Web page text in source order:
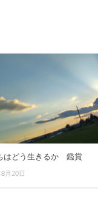
はどう生きるか 鑑賞
月20日